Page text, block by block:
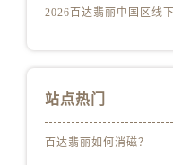
站点热门
百达翡丽如何消磁？